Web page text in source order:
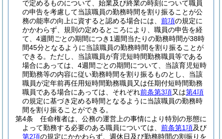
で定めるものについて、始業及び終業の時刻について職員
の申告を考慮して当該職員の勤務時間を割り振ることが公
務の能率の向上に資すると認める場合には、 前項の規定に
かかわらず、規則の定めるところにより、職員の申告を経
て、4週間ごとの期間につき1週間当たりの勤務時間が38時
間45分となるように当該職員の勤務時間を割り振ることが
できる。 ただし、当該職員が育児短時間勤務職員等である
場合にあっては、4週間ごとの期間について、当該育児短時
間勤務等の内容に従い勤務時間を割り振るものとし、当該
職員が定年前再任用短時間勤務職員又は任期付短時間勤務
職員である場合にあっては、それぞれ前条第3項又は第4項
の規定に基づき定める時間となるように当該職員の勤務時
間を割り振ることができる。
第4条
任命権者は、公務の運営上の事情により特別の形態に
よって勤務する必要のある職員については、 前条第1項及び
第2項の規定にかかわらず、週休日及び勤務時間の割振りを